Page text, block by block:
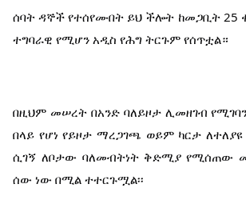
ሰባት ዳኞች የተሰየሙበት ይህ ችሎት ከመጋቢት 25
ተግባራዊ የሚሆን አዲስ የሕግ ትርጉም የሰጥቷል።
በዚህም መሠረት በአንድ ባለይዞታ ሊመዘገብ
በላይ የሆነ የይዞታ ማረጋገጫ ወይም ካርታ
ሲገኝ ለቦታው ባለመብትነት ቅድሚያ የሚሰጠው
ሰው ነው በሚል ተተርጉሟል፡፡